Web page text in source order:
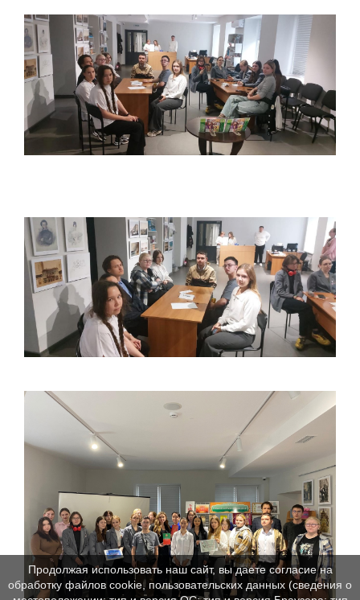
Продолжая использовать наш сайт, вы даете согласие на
обработку файлов cookie, пользовательских данных (сведения о